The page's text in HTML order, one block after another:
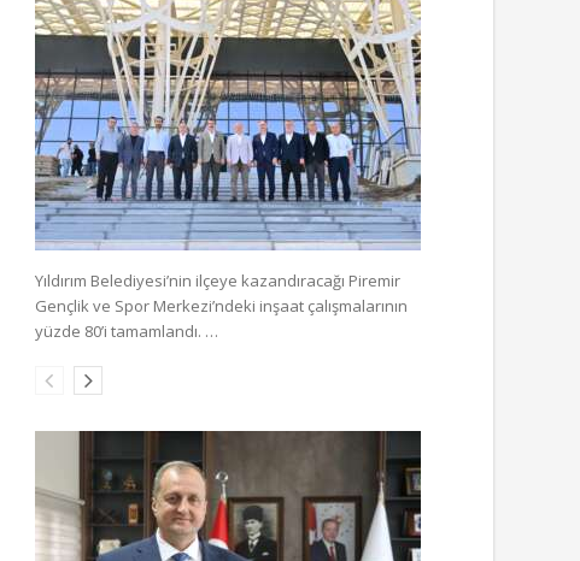
Yıldırım Belediyesi’nin ilçeye kazandıracağı Piremir
Gençlik ve Spor Merkezi’ndeki inşaat çalışmalarının
yüzde 80’i tamamlandı. …